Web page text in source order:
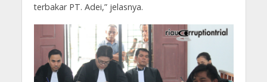
terbakar PT. Adei,” jelasnya.